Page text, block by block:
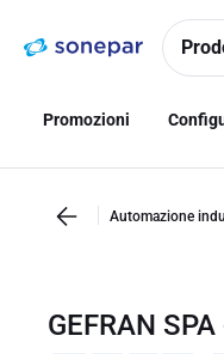
navigazionealla
Promozioni
Automazione
GEFRAN